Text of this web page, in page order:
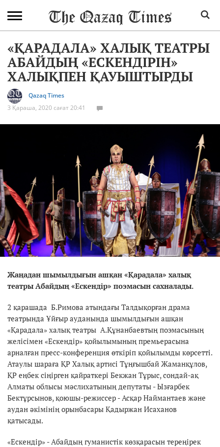
«ҚАРАДАЛА» ХАЛЫҚ ТЕАТРЫ
АБАЙДЫҢ «ЕСКЕНДІРІН»
ХАЛЫҚПЕН ҚАУЫШТЫРДЫ
Qazaq Times
3 Қараша, 2020 сағат 20:41
Жаңадан шымылдығын ашқан «Қарадала» халық
театры Абайдың «Ескендір» поэмасын сахналады.
2 қарашада Б.Римова атындағы Талдықорған драма
театрында Ұйғыр ауданында шымылдығын ашқан
«Қарадала» халық театры А.Құнанбаевтың поэмасының
желісімен «Ескендір» қойылымының премьерасына
арналған пресс-конференция өткіріп қойылымды көрсетті.
Атаулы шараға ҚР Халық артисі Тұңғышбай Жаманқұлов,
ҚР еңбек сіңірген қайраткері Бекжан Тұрыс, сондай-ақ
Алматы облысы мәслихатының депутаты - Ызғарбек
Бектұрсынов, қоюшы-режиссер - Асқар Наймантаев және
аудан әкімінің орынбасары Қадыржан Исаханов
қатысады.
«Ескендір» - Абайдың гуманистік көзқарасын тереңірек